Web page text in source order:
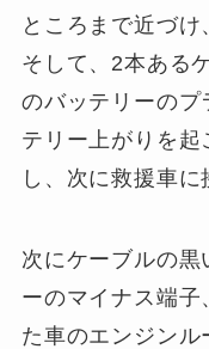
ところまで近づけ
そして、2本ある
のバッテリーのプ
テリー上がりを
し、次に救援車に
次にケーブルの黒
ーのマイナス端子
た車のエンジン